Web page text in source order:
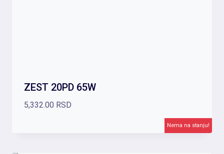
Nema na stanju!
ZEST 20PD 65W
5,332.00 RSD